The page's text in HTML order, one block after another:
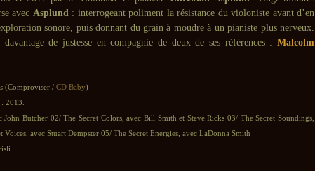
avec Asplund: interrogeant poliment la résistance du violoniste avant d’en
sonore, puis donnant du grain à moudre à un pianiste plus nerveux.
davantage de justesse en compagnie de deux de ses références :Malcolm
.
(Comproviser / CD Baby)
2013.
John Butcher 02/ The Secret Colors, avec Bill Smith et Steve Ricks 03/ The Secret Soundings,
avec Stuart Dempster 05/ The Secret Energies, avec LaDonna Smith